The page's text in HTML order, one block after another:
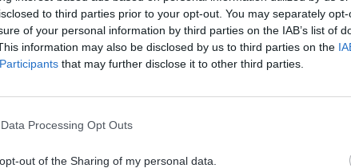
to third parties prior to your opt-out. You may separately
of your personal information by third parties on the IAB’s list of
information may also be disclosed by us to third parties on the
that may further disclose it to other third parties.
Processing Opt Outs
out of the Sharing of my personal data.
Peut-être même que vous ne lisez même pas la
se regroupent tous les spams que vous n’ouvrirez
publicitaires vocaux ? Face à la concurrence,